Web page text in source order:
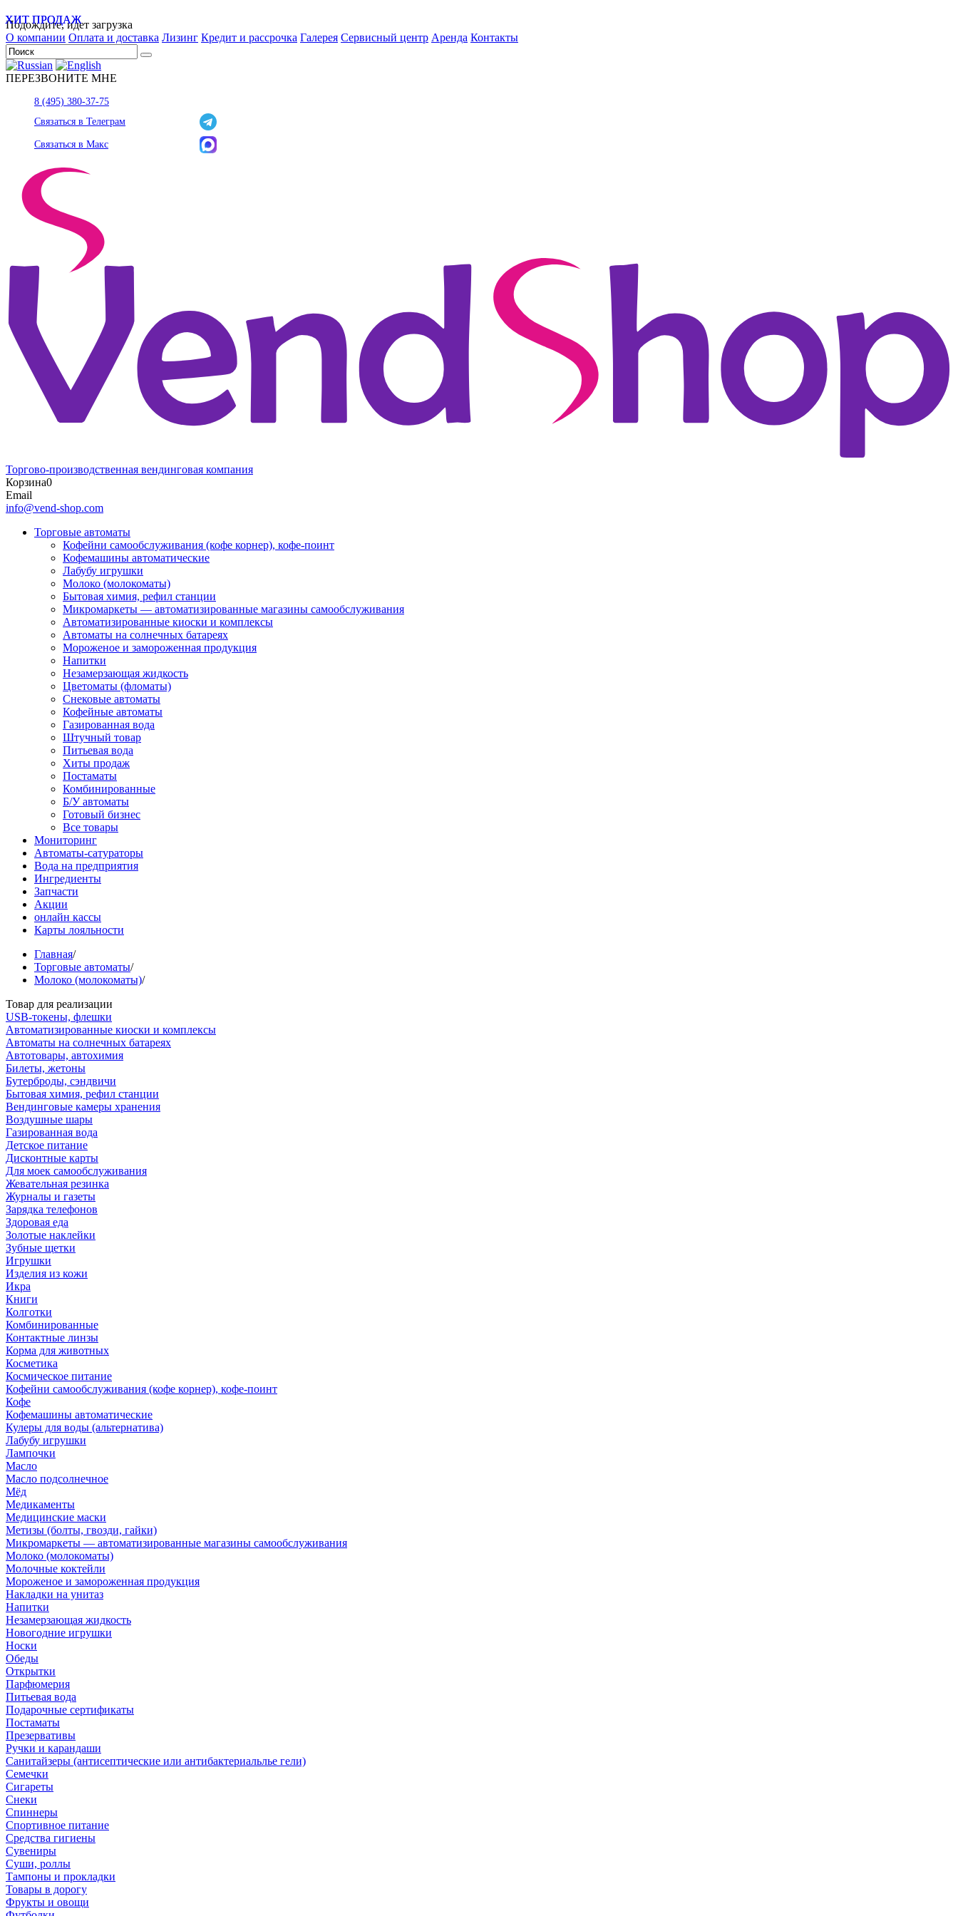
Подождите, идет загрузка
О компании Оплата и доставка Лизинг Кредит и рассрочка Галерея Сервисный центр Аренда Контакты
ПЕРЕЗВОНИТЕ МНЕ
8 (495) 380-37-75
Связаться в Телеграм
Связаться в Макс
Торгово-производственная вендинговая компания
Корзина0
Email
info@vend-shop.com
Торговые автоматы
Кофейни самообслуживания (кофе корнер), кофе-поинт
Кофемашины автоматические
Лабубу игрушки
Молоко (молокоматы)
Бытовая химия, рефил станции
Микромаркеты — автоматизированные магазины самообслуживания
Автоматизированные киоски и комплексы
Автоматы на солнечных батареях
Мороженое и замороженная продукция
Напитки
Незамерзающая жидкость
Цветоматы (фломаты)
Снековые автоматы
Кофейные автоматы
Газированная вода
Штучный товар
Питьевая вода
Хиты продаж
Постаматы
Комбинированные
Б/У автоматы
Готовый бизнес
Все товары
Мониторинг
Автоматы-сатураторы
Вода на предприятия
Ингредиенты
Запчасти
Акции
онлайн кассы
Карты лояльности
Главная/
Торговые автоматы/
Молоко (молокоматы)/
Товар для реализации
USB-токены, флешки
Автоматизированные киоски и комплексы
Автоматы на солнечных батареях
Автотовары, автохимия
Билеты, жетоны
Бутерброды, сэндвичи
Бытовая химия, рефил станции
Вендинговые камеры хранения
Воздушные шары
Газированная вода
Детское питание
Дисконтные карты
Для моек самообслуживания
Жевательная резинка
Журналы и газеты
Зарядка телефонов
Здоровая еда
Золотые наклейки
Зубные щетки
Игрушки
Изделия из кожи
Икра
Книги
Колготки
Комбинированные
Контактные линзы
Корма для животных
Косметика
Космическое питание
Кофейни самообслуживания (кофе корнер), кофе-поинт
Кофе
Кофемашины автоматические
Кулеры для воды (альтернатива)
Лабубу игрушки
Лампочки
Масло
Масло подсолнечное
Мёд
Медикаменты
Медицинские маски
Метизы (болты, гвозди, гайки)
Микромаркеты — автоматизированные магазины самообслуживания
Молоко (молокоматы)
Молочные коктейли
Мороженое и замороженная продукция
Накладки на унитаз
Напитки
Незамерзающая жидкость
Новогодние игрушки
Носки
Обеды
Открытки
Парфюмерия
Питьевая вода
Подарочные сертификаты
Постаматы
Презервативы
Ручки и карандаши
Санитайзеры (антисептические или антибактериальлье гели)
Семечки
Сигареты
Снеки
Спиннеры
Спортивное питание
Средства гигиены
Сувениры
Суши, роллы
Тампоны и прокладки
Товары в дорогу
Фрукты и овощи
ХИТ ПРОДАЖ
ХИТ ПРОДАЖ